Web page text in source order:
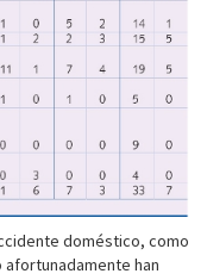
doméstico, como
han